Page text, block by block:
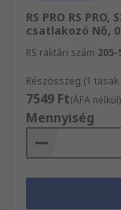
RS PRO RS
csatlakozó Nő,
RS raktári szám 205-
Részösszeg (1
7549 Ft(ÁFA nélkül)
Mennyiség